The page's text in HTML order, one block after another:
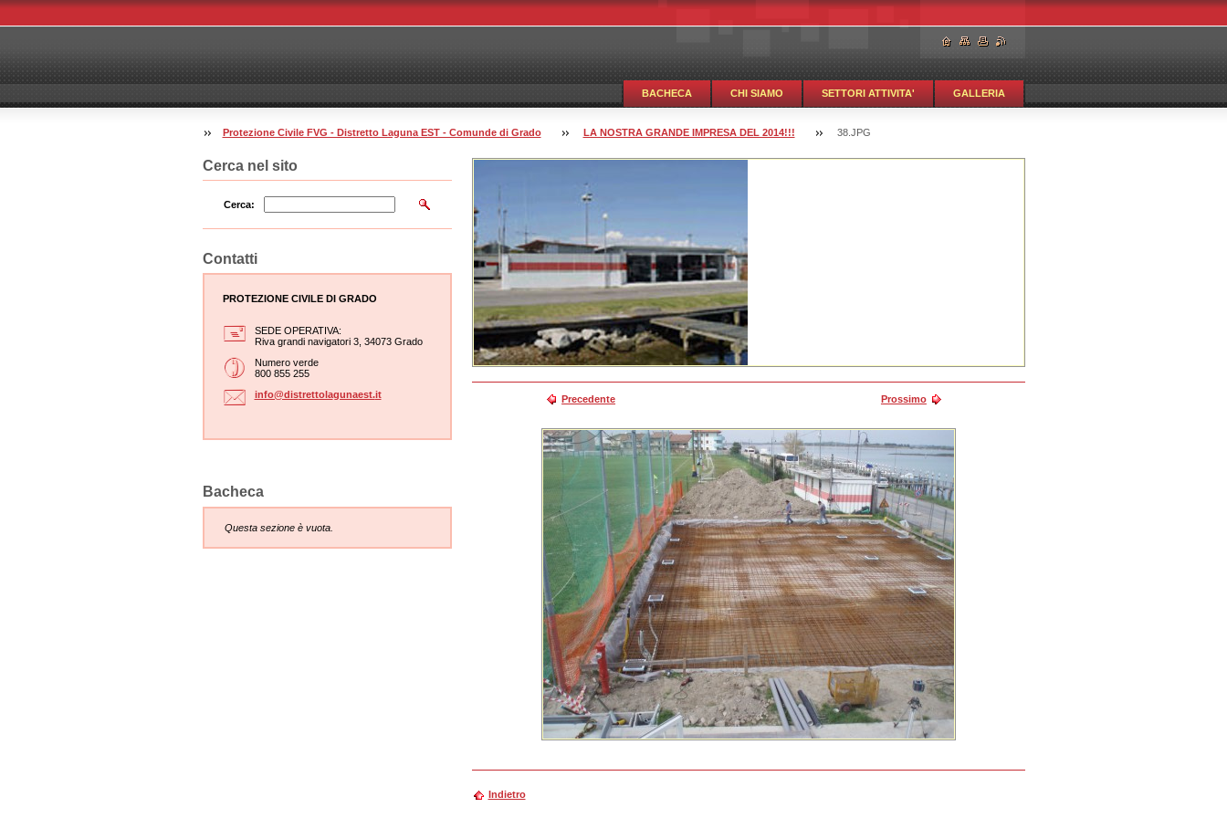
BACHECA CHI SIAMO SETTORI ATTIVITA' GALLERIA
Protezione Civile FVG - Distretto Laguna EST - Comunde di Grado LA NOSTRA GRANDE IMPRESA DEL 2014!!! 38.JPG
Precedente Prossimo
Indietro
Cerca nel sito
Cerca:
Contatti
PROTEZIONE CIVILE DI GRADO
SEDE OPERATIVA:
Riva grandi navigatori 3, 34073 Grado
Numero verde
800 855 255
info@distrettolagunaest.it
Bacheca
Questa sezione è vuota.